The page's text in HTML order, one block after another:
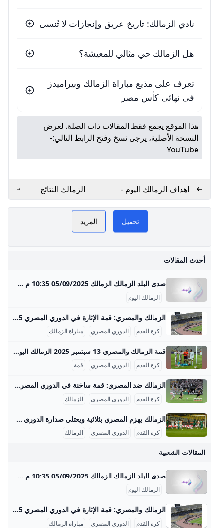
نادي الزمالك: تاريخ عريق وإنجازات لا تُنسى
هل الزمالك حي مثالي للمعيشة؟
تعرف على مذيع مباراة الزمالك وبيراميدز
في نهائي كأس مصر
هذا الموقع يجمع فقط المقالات ذات الصلة. لعرض
النسخة الأصلية، يرجى نسخ وفتح الرابط التالي:-
YouTube
اهداف الزمالك اليوم -
بطولات
الزمالك النتائج
والإحصائيات وأبرز
اللقطات. كووورة
تحميل المزيد
أحدث المقالات
صدى البلد الزمالك الزمالك 05/09/2025 10:35 م شهد مران الفريق الأول للكرة بالنادي المصري اليوم الجمعة، ببورفؤاد، استقبال أحد الأطفال من ذوي الهمم وهو الطفل"عمر" الذي حظي باستقبال حافل من الجهاز الفني للفريق بقيادة التونسي نبيل الكوكي ويستع 05/09/2025 09:01 م عقد البلجيكي يانيك فيريرا المدير الفني للفريق الأول لكرة القدم بنادي الزمالك جلسة مع اللاعبين على هامش مران اليوم الجمعة 05/09/2025 08:56 م استأنف الفريق الأول لكرة القدم بنادي الزمالك تدريباته مساء اليوم الجمعة على ستاد الكلية الحربية
الزمالك اليوم
الزمالك والمصري: قمة الإثارة في الدوري المصري 2025 الزمالك اليوم يقف على أعتاب مواجهة حاسمة في الدوري المصري الممتاز لموسم 2025-2026، حيث يستعد لملاقاة فريق المصري البورسعيدي ضمن منافسات الجولة السادسة، والتي تُقام يوم السبت 13 سبتمبر 2025 في تمام الساعة الثامنة مساءً بتوقيت القاهرة. تقام المباراة على استاد برج العرب بمدينة الإسكندرية، وهو ملعب ذو سعة كبيرة يُعطي المباراة طابعاً حماسياً على مستوى الحضور الجماهيري والضغوط التي تشكل فاعلية المباراة في سباق الدوري. يُعد هذا اللقاء محطة مهمة للزمالك الذي يسعى لتعويض خسارته الأخيرة أمام وادي دجلة بهدفين مقابل هدف، إذ أن نقاط المباراة الثلاث لها تأثير كبير في ترتيب الفريق داخل جدول المنافسة الذي يشهد تقاربًا في النقاط بين كبار الفرق.
كرة القدم الدوري المصري مباراة الزمالك
قمة الزمالك والمصري 13 سبتمبر 2025 الزمالك اليوم يدخل مباراة هامة وحاسمة في الدوري المصري الممتاز لموسم 2025-2026، حيث يواجه نظيره المصري البورسعيدي ضمن منافسات الجولة السادسة. هذا اللقاء أقيم يوم السبت 13 سبتمبر 2025 على ملعب برج العرب في مدينة الإسكندرية، وهو موعد جذب أنظار جميع عشاق الكرة المصرية، خاصة وأن الزمالك والمصري يتنافسان بقوة على صدارة جدول الترتيب. المباراة انطلقت في الساعة الثامنة مساءً بتوقيت القاهرة والسعودية، وكانت بالتعادل المنتظر بعد فترة توقف دولي لشهر سبتمبر.
كرة القدم الدوري المصري قمة
الزمالك ضد المصري: قمة ساخنة في الدوري المصري الزمالك اليوم يشهد حالة من الترقب والتركيز الشديد من الجماهير بعد الأداء المتذبذب في أغسطس واستعداد الفريق لمجموعة مهمة من المباريات خلال سبتمبر 2025. الزمالك يحتل حالياً المركز الثاني في الدوري المصري برصيد 10 نقاط، بعد أن خاض 5 مباريات فاز في 3 منها، وتعادل في واحدة، وخسر أخرى. يمتلك الفريق خط دفاع قوي استقبل 3 أهداف فقط، لكنه يواجه تحديات قوية مع اقتراب المواجهات الحاسمة. في سبتمبر، يخوض الزمالك مباريات صعبة أبرزها مواجهة المصري البورسعيدي في 13 سبتمبر على استاد برج العرب، يليه لقاء الإسماعيلي في 18 سبتمبر، ثم مواجهة الجونة في 23 سبتمبر، وأخيراً مباراة القمة ضد الأهلي في 29 سبتمبر.
كرة القدم الدوري المصري الزمالك
الزمالك يهزم المصري بثلاثية ويعتلي صدارة الدوري حقق نادي الزمالك فوزًا بارزًا على نظيره المصري البورسعيدي بثلاثية نظيفة في مباراة الجولة السادسة من الدوري المصري الممتاز، التي أقيمت مساء السبت 13 سبتمبر 2025 على ستاد برج العرب. افتتح عدي الدباغ التسجيل في الدقيقة 30 بعد متابعة كرة ارتدت من القائم إثر تمريرة من ناصر ماهر وتصدى دفاع المصري، مما استغلها بذكاء ليضع الكرة في الشباك. وفي الشوط الثاني، أضاف عمر جابر الهدف الثاني في الدقيقة 64 بعدما تلقى تمريرة من البرازيلي خوان بيزيرا تابعها داخل منطقة الجزاء بنجاح.
كرة القدم الدوري المصري الزمالك
المقالات الشعبية
صدى البلد الزمالك الزمالك 05/09/2025 10:35 م شهد مران الفريق الأول للكرة بالنادي المصري اليوم الجمعة، ببورفؤاد، استقبال أحد الأطفال من ذوي الهمم وهو الطفل"عمر" الذي حظي باستقبال حافل من الجهاز الفني للفريق بقيادة التونسي نبيل الكوكي ويستع 05/09/2025 09:01 م عقد البلجيكي يانيك فيريرا المدير الفني للفريق الأول لكرة القدم بنادي الزمالك جلسة مع اللاعبين على هامش مران اليوم الجمعة 05/09/2025 08:56 م استأنف الفريق الأول لكرة القدم بنادي الزمالك تدريباته مساء اليوم الجمعة على ستاد الكلية الحربية
الزمالك اليوم
الزمالك والمصري: قمة الإثارة في الدوري المصري 2025 الزمالك اليوم يقف على أعتاب مواجهة حاسمة في الدوري المصري الممتاز لموسم 2025-2026، حيث يستعد لملاقاة فريق المصري البورسعيدي ضمن منافسات الجولة السادسة، والتي تُقام يوم السبت 13 سبتمبر 2025 في تمام الساعة الثامنة مساءً بتوقيت القاهرة. تقام المباراة على استاد برج العرب بمدينة الإسكندرية، وهو ملعب ذو سعة كبيرة يُعطي المباراة طابعاً حماسياً على مستوى الحضور الجماهيري والضغوط التي تشكل فاعلية المباراة في سباق الدوري. يُعد هذا اللقاء محطة مهمة للزمالك الذي يسعى لتعويض خسارته الأخيرة أمام وادي دجلة بهدفين مقابل هدف، إذ أن نقاط المباراة الثلاث لها تأثير كبير في ترتيب الفريق داخل جدول المنافسة الذي يشهد تقاربًا في النقاط بين كبار الفرق.
كرة القدم الدوري المصري مباراة الزمالك